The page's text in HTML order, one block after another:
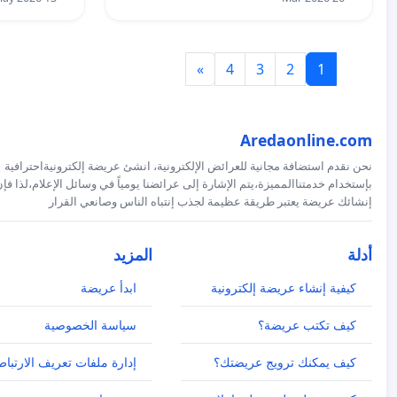
1
2
3
4
»
Aredaonline.com
نحن نقدم استضافة مجانية للعرائض الإلكترونية، انشئ عريضة إلكترونيةاحترافية
بإستخدام خدمتناالمميزة،يتم الإشارة إلى عرائضنا يومياً في وسائل الإعلام،لذا
إنشائك عريضة يعتبر طريقة عظيمة لجذب إنتباه الناس وصانعي القرار
أدلة
كيفية إنشاء عريضة إلكترونية
كيف تكتب عريضة؟
كيف يمكنك ترويج عريضتك؟
المزيد
ابدأ عريضة
سياسة الخصوصية
إدارة ملفات تعريف